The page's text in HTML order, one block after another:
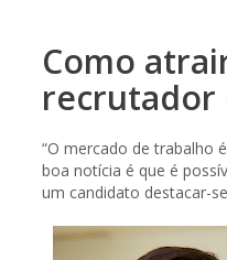
Como
recrutador
“O mercado de trabalho
boa notícia é que é
um candidato destacar-